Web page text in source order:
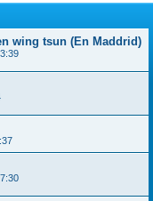
a
r
wing tsun (En Maddrid)